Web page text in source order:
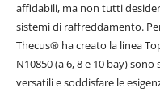
affidabili, ma non tutti
sistemi di raffreddamento.
Thecus® ha creato la linea
N10850 (a 6, 8 e 10 bay)
versatili e soddisfare le